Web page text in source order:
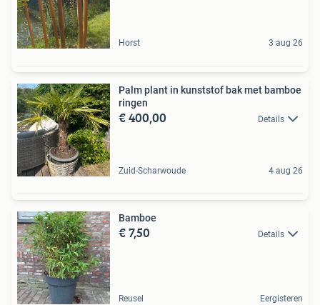
Horst 3 aug 26
Palm plant in kunststof bak met bamboe
ringen
€ 400,00 Details
Zuid-Scharwoude 4 aug 26
Bamboe
€ 7,50 Details
Reusel Eergisteren